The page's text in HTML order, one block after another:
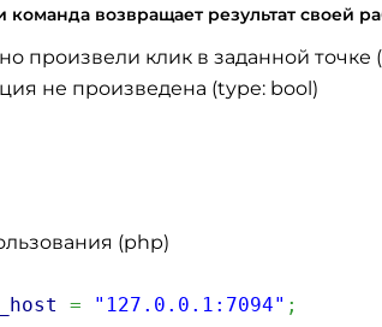
команда возвращает результат своей
произвели клик в заданной точке
не произведена (type: bool)
(php)
= "127.0.0.1:7094" ;